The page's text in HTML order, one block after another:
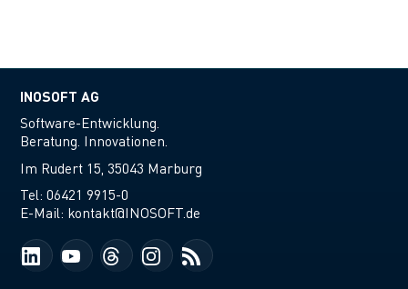
INOSOFT AG
Software-Entwicklung.
Beratung. Innovationen.
Im Rudert 15, 35043 Marburg
Tel:06421 9915-0
E-Mail: kontakt@INOSOFT.de